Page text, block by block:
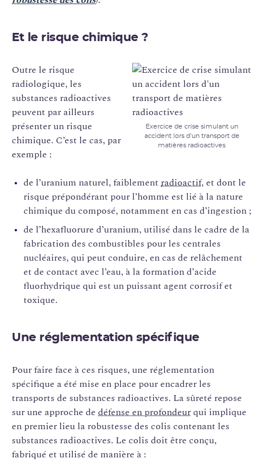
Et le risque chimique ?
Exercice de crise simulant un
accident lors d'un transport de
matières radioactives
Outre le risque
radiologique, les
substances radioactives
peuvent par ailleurs
présenter un risque
chimique. C’est le cas, par
exemple :
de l’uranium naturel, faiblement radioactif, et dont le
risque prépondérant pour l’homme est lié à la nature
chimique du composé, notamment en cas d’ingestion ;
de l’hexafluorure d’uranium, utilisé dans le cadre de la
fabrication des combustibles pour les centrales
nucléaires, qui peut conduire, en cas de relâchement
et de contact avec l’eau, à la formation d’acide
fluorhydrique qui est un puissant agent corrosif et
toxique.
Une réglementation spécifique
Pour faire face à ces risques, une réglementation
spécifique a été mise en place pour encadrer les
transports de substances radioactives. La sûreté repose
sur une approche de défense en profondeurqui implique
en premier lieu la robustesse des colis contenant les
substances radioactives. Le colis doit être conçu,
fabriqué et utilisé de manière à :